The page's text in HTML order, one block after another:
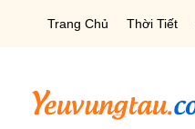
Trang Chủ Thời Tiết